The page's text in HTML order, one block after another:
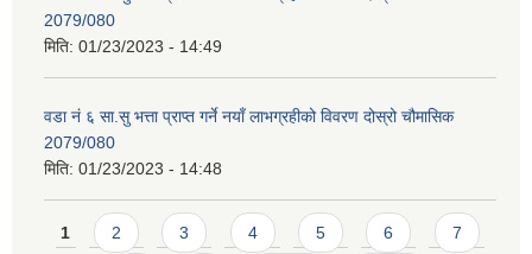
2079/080
मिति: 01/23/2023 - 14:49
वडा नं ६ सा.सु भत्ता प्राप्त गर्ने नयाँ लाभग्रहीको विवरण दोस्रो चौमासिक
2079/080
मिति: 01/23/2023 - 14:48
Pages
1 2 3 4 5 6 7